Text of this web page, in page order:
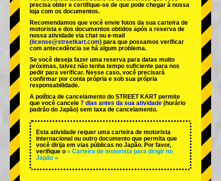
precisa obter e certifique-se de que pode chegar à nossa
loja com os documentos.
Recomendamos que você envie fotos da sua carteira de
motorista e dos documentos obtidos após a reserva de
nossa atividade via chat ou e-mail
( license@streetkart.com) para que possamos verificar
com antecedência se há algum problema.
Se você deseja fazer uma reserva para datas muito
próximas, talvez não tenha tempo suficiente para nos
pedir para verificar. Nesse caso, você precisará
confirmar por conta própria e sob sua própria
responsabilidade.
A política de cancelamento do STREET KART permite
que você cancele 7 dias antes da sua atividade (horário
padrão do Japão) sem taxa de cancelamento.
Esta atividade requer uma carteira de motorista
internacional ou outro documento que permita que
você dirija em vias públicas no Japão. Por favor,
verifique o « Carteira de motorista para dirigir no
Japão »